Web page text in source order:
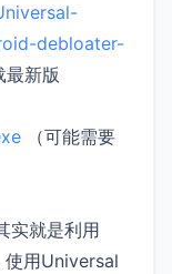
debloater-
最新版
（可能需要
实就是利用
使用Universal